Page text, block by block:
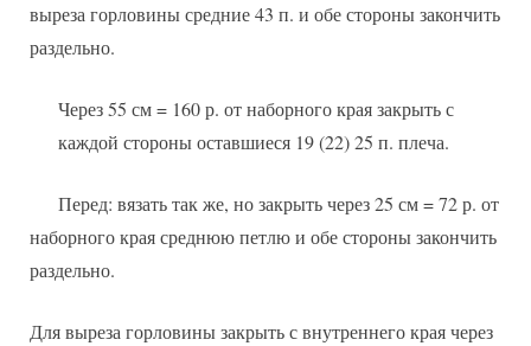
выреза горловины средние 43 п. и обе стороны закончить
раздельно.
Через 55 см = 160 р. от наборного края закрыть с
каждой стороны оставшиеся 19 (22) 25 п. плеча.
Перед: вязать так же, но закрыть через 25 см = 72 р. от
наборного края среднюю петлю и обе стороны закончить
раздельно.
Для выреза горловины закрыть с внутреннего края через